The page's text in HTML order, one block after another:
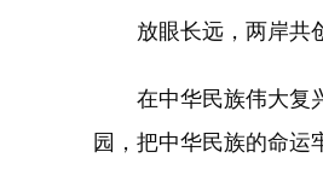
放眼长远，两岸共创
在中华民族伟大复兴
园，把中华民族的命运